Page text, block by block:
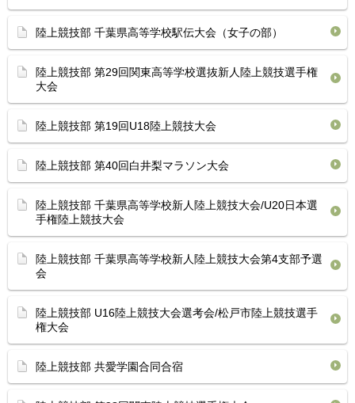
陸上競技部 千葉県高等学校駅伝大会（女子の部）
陸上競技部 第29回関東高等学校選抜新人陸上競技選手権
大会
陸上競技部 第19回U18陸上競技大会
陸上競技部 第40回白井梨マラソン大会
陸上競技部 千葉県高等学校新人陸上競技大会/U20日本選
手権陸上競技大会
陸上競技部 千葉県高等学校新人陸上競技大会第4支部予選
会
陸上競技部 U16陸上競技大会選考会/松戸市陸上競技選手
権大会
陸上競技部 共愛学園合同合宿